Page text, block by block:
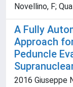
Novellino, F;
A Fully
Approach
Peduncle
2016 Giuseppe